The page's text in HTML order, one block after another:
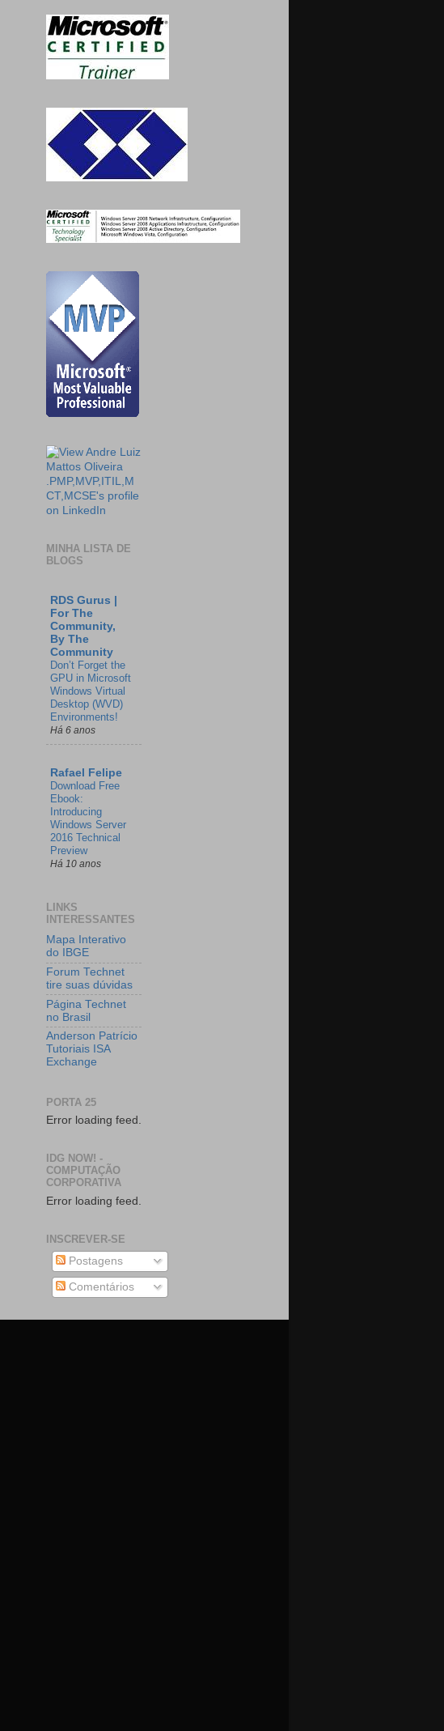
MINHA LISTA DE
BLOGS
RDS Gurus |
For The
Community,
By The
Community
Don’t Forget the
GPU in Microsoft
Windows Virtual
Desktop (WVD)
Environments!
Há 6 anos
Rafael Felipe
Download Free
Ebook:
Introducing
Windows Server
2016 Technical
Preview
Há 10 anos
LINKS
INTERESSANTES
Mapa Interativo
do IBGE
Forum Technet
tire suas dúvidas
Página Technet
no Brasil
Anderson Patrício
Tutoriais ISA
Exchange
PORTA 25
Error loading feed.
IDG NOW! -
COMPUTAÇÃO
CORPORATIVA
Error loading feed.
INSCREVER-SE
Postagens
Comentários